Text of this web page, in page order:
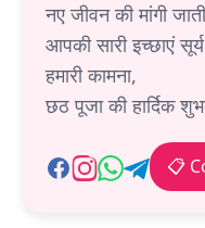
नए जीवन की मांगी
आपकी सारी इच्छाएं
हमारी कामना,
छठ पूजा की हार्दिक
📋